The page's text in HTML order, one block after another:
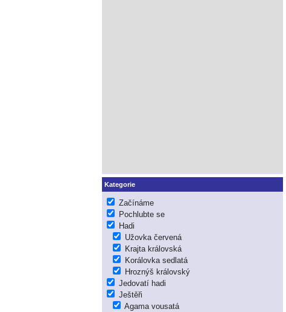
Kategorie
Začínáme
Pochlubte se
Hadi
Užovka červená
Krajta královská
Korálovka sedlatá
Hroznýš královský
Jedovatí hadi
Ještěři
Agama vousatá